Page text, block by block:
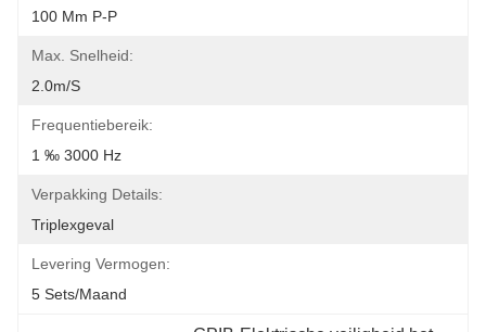
100 Mm P-P
Max. Snelheid:
2.0m/s
Frequentiebereik:
1 ‰ 3000 Hz
Verpakking Details:
Triplexgeval
Levering Vermogen:
5 Sets/maand